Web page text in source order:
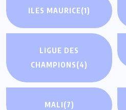
ILES MAURICE(1)
LIGUE DES
CHAMPIONS(4)
MALI(7)